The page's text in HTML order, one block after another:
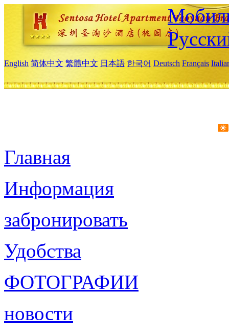
English 简体中文 繁體中文 日本語 한국어 Deutsch Français
Главная
Информация
забронировать
Удобства
ФОТОГРАФИИ
новости